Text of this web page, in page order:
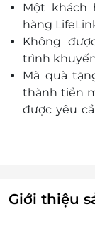
Một khách
hàng
Không
trình
Mã quà
thành tiền
được yêu
Khách
mất hoặc ở
Giới thiệu